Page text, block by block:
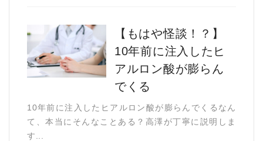
【もはや怪談！？】
10年前に注入したヒ
アルロン酸が膨らん
でくる
10年前に注入したヒアルロン酸が膨らんでくるなん
て、本当にそんなことある？高澤が丁寧に説明しま
す...